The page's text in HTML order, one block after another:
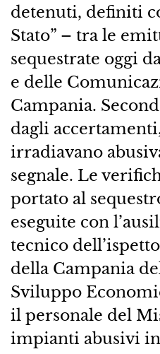
detenuti, definiti
Stato” – tra le
sequestrate oggi
e delle
Campania.
dagli
irradiavano
segnale. Le
portato al
eseguite con
tecnico
della Campania
Sviluppo
il personale del
impianti abusivi in